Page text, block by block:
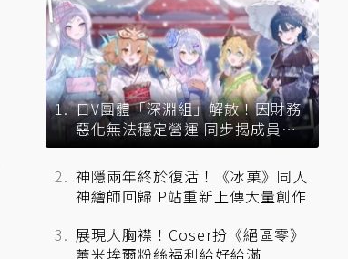
日V團體「深淵組」解散！因財務
惡化無法穩定營運 同步揭成員未
來去向
神隱兩年終於復活！《冰菓》同人
神繪師回歸 P站重新上傳大量創作
展現大胸襟！Coser扮《絕區零》